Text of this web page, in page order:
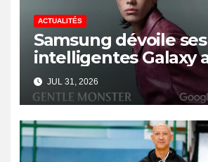
ACTUALITÉS
Samsung dévoile
intelligentes Galaxy
Gemini
JUL 31, 2026